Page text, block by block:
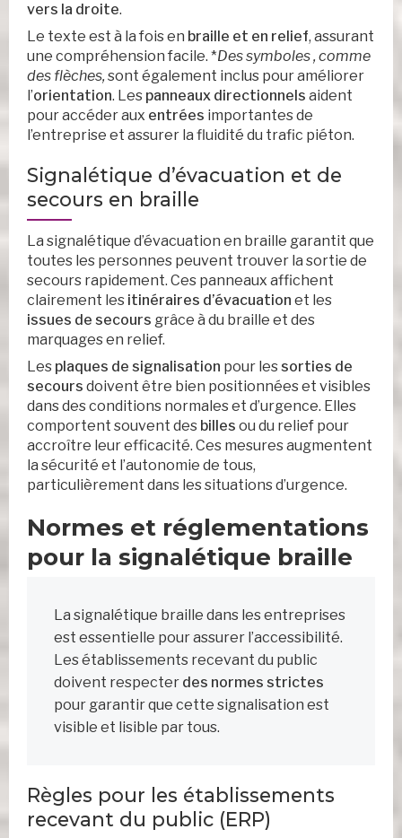
vers la droite.
Le texte est à la fois en braille et en relief, assurant
une compréhension facile. *Des symboles , comme
des flèches, sont également inclus pour améliorer
l’orientation. Les panneaux directionnels aident
pour accéder aux entrées importantes de
l’entreprise et assurer la fluidité du trafic piéton.
Signalétique d’évacuation et de
secours en braille
La signalétique d’évacuation en braille garantit que
toutes les personnes peuvent trouver la sortie de
secours rapidement. Ces panneaux affichent
clairement les itinéraires d’évacuation et les
issues de secours grâce à du braille et des
marquages en relief.
Les plaques de signalisation pour lessorties de
secours doivent être bien positionnées et visibles
dans des conditions normales et d’urgence. Elles
comportent souvent des billes ou du relief pour
accroître leur efficacité. Ces mesures augmentent
la sécurité et l’autonomie de tous,
particulièrement dans les situations d’urgence.
Normes et réglementations
pour la signalétique braille
La signalétique braille dans les entreprises
est essentielle pour assurer l’accessibilité.
Les établissements recevant du public
doivent respecter des normes strictes
pour garantir que cette signalisation est
visible et lisible par tous.
Règles pour les établissements
recevant du public (ERP)